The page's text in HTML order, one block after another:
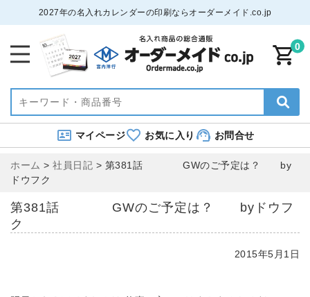
2027年の名入れカレンダーの印刷ならオーダーメイド.co.jp
0
マイページ お気に入り お問合せ
ホーム > 社員日記 > 第381話 GWのご予定は？ by
ドウフク
第381話 GWのご予定は？ byドウフ
ク
2015年5月1日